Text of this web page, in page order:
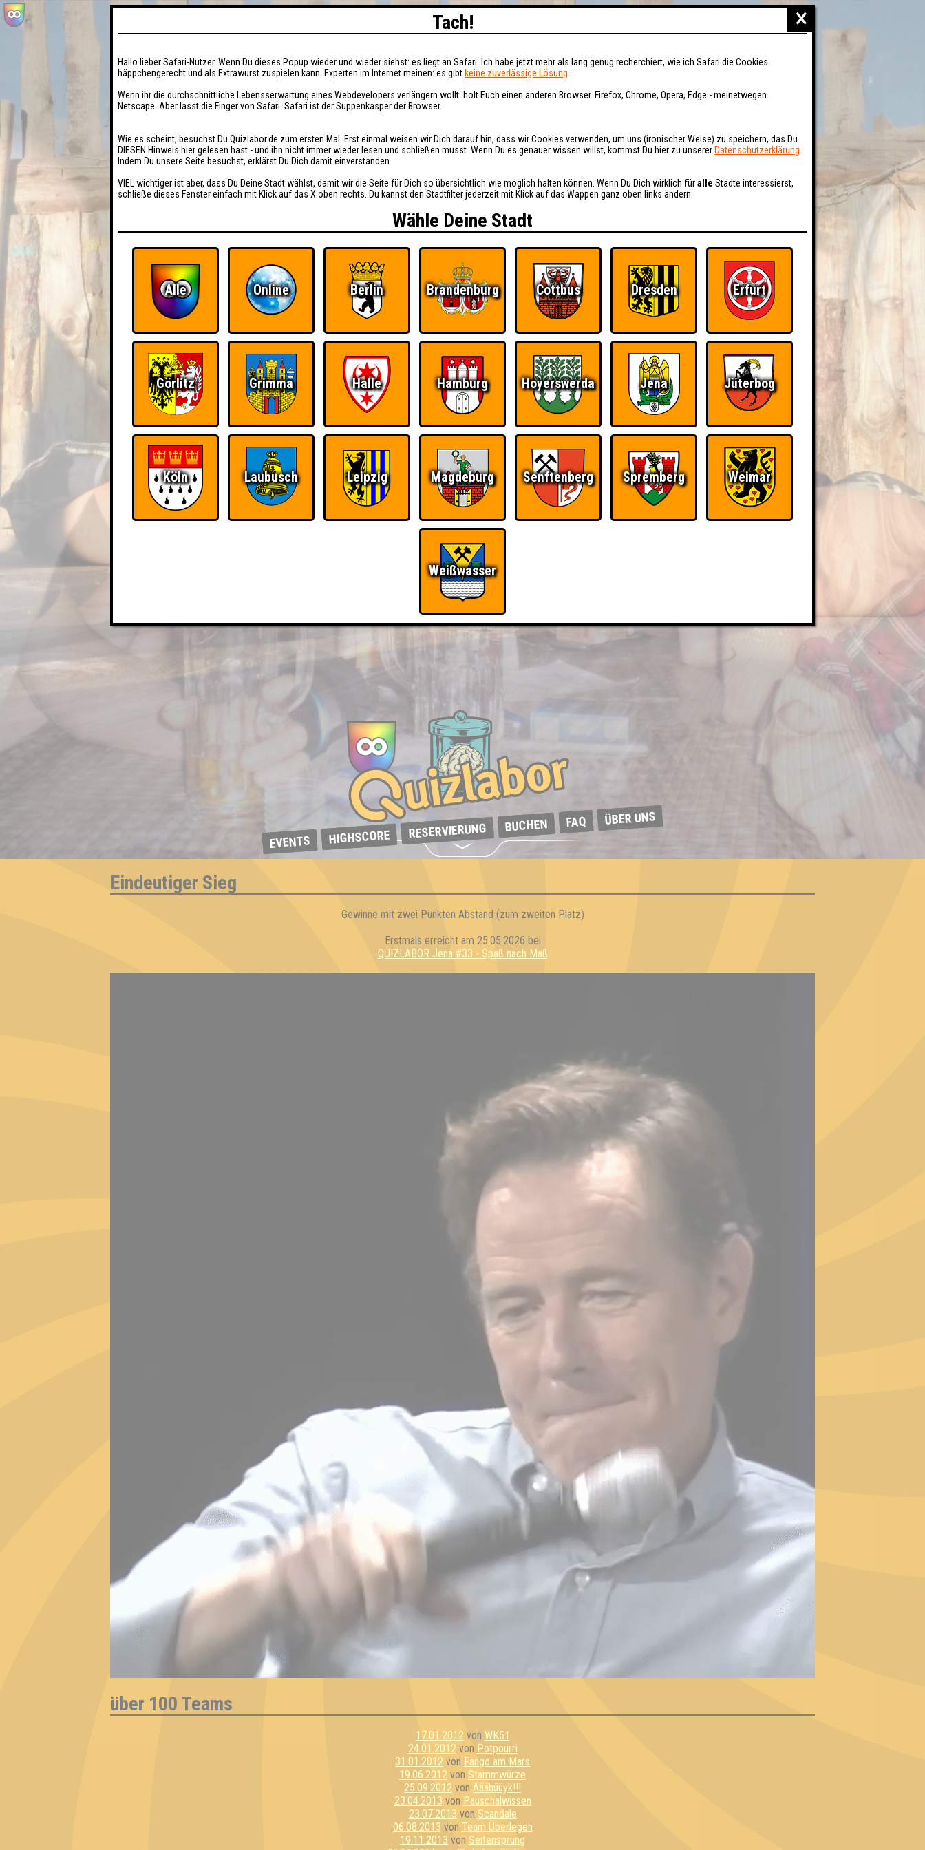
EVENTS HIGHSCORE RESERVIERUNG BUCHEN FAQ ÜBER UNS
Eindeutiger Sieg
Gewinne mit zwei Punkten Abstand (zum zweiten Platz)
Erstmals erreicht am 25.05.2026 bei
QUIZLABOR Jena #33 - Spaß nach Maß
über 100 Teams
17.01.2012 von WK51
24.01.2012 von Potpourri
31.01.2012 von Fango am Mars
19.06.2012 von Stammwürze
25.09.2012 von Ääähüüyk!!!
23.04.2013 von Pauschalwissen
23.07.2013 von Scandale
06.08.2013 von Team Überlegen
19.11.2013 von Seitensprung
×
Tach!
Hallo lieber Safari-Nutzer. Wenn Du dieses Popup wieder und wieder siehst: es liegt an Safari. Ich habe jetzt mehr als lang genug recherchiert, wie ich Safari die Cookies
häppchengerecht und als Extrawurst zuspielen kann. Experten im Internet meinen: es gibt keine zuverlässige Lösung
Wenn ihr die durchschnittliche Lebensserwartung eines Webdevelopers verlängern wollt: holt Euch einen anderen Browser. Firefox, Chrome, Opera, Edge - meinetwegen
Netscape. Aber lasst die Finger von Safari. Safari ist der Suppenkasper der Browser.
Wie es scheint, besuchst Du Quizlabor.de zum ersten Mal. Erst einmal weisen wir Dich darauf hin, dass wir Cookies verwenden, um uns (ironischer Weise) zu speichern, das Du
DIESEN Hinweis hier gelesen hast - und ihn nicht immer wieder lesen und schließen musst. Wenn Du es genauer wissen willst, kommst Du hier zu unserer Datenschutzerklärung
Indem Du unsere Seite besuchst, erklärst Du Dich damit einverstanden.
VIEL wichtiger ist aber, dass Du Deine Stadt wählst, damit wir die Seite für Dich so übersichtlich wie möglich halten können. Wenn Du Dich wirklich füralle Städte interessierst,
schließe dieses Fenster einfach mit Klick auf das X oben rechts. Du kannst den Stadtfilter jederzeit mit Klick auf das Wappen ganz oben links ändern:
Wähle Deine Stadt
Alle Online Berlin Brandenburg Cottbus Dresden Erfurt
Görlitz Grimma Halle Hamburg Hoyerswerda Jena Jüterbog
Köln Laubusch Leipzig Magdeburg Senftenberg Spremberg Weimar
Weißwasser